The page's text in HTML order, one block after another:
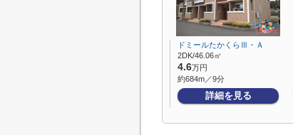
ドミールたかくらⅢ・Ａ
2DK/46.06㎡
4.6万円
約684m／9分
詳細を見る